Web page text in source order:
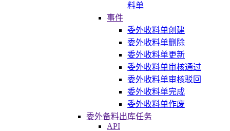
料单
事件
委外收料单创建
委外收料单删除
委外收料单更新
委外收料单审核通过
委外收料单审核驳回
委外收料单完成
委外收料单作废
委外备料出库任务
API